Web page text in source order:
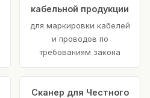
кабельной продукции
для маркировки кабелей
и проводов по
требованиям закона
Сканер для Честного